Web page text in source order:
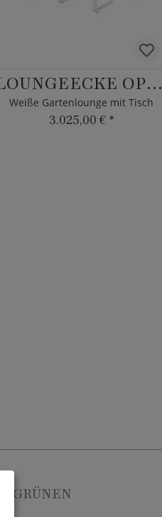
LOUNGEECKE OPAN
Weiße Gartenlounge mit Tisch
3.025,00 € *
GRÜNEN